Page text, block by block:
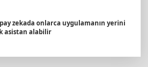
zekada onlarca uygulamanın yerini
asistan alabilir